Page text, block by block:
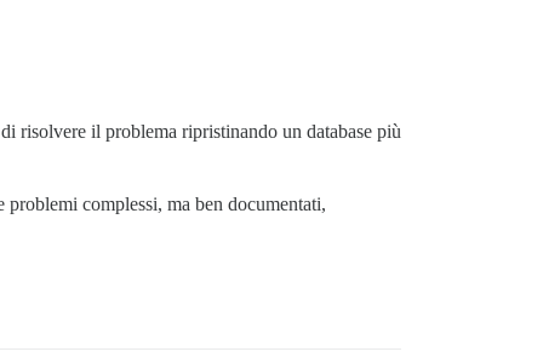
risolvere il problema ripristinando un database più
complessi, ma ben documentati,